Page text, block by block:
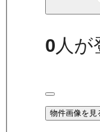
0 人が
物件画像を見